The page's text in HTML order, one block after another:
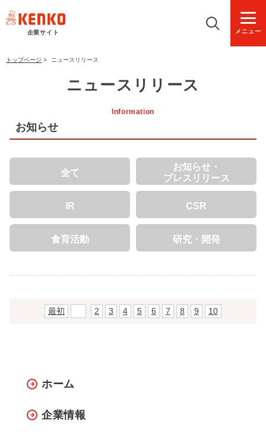
企業サイト メニュー
トップページ > ニュースリリース
ニュースリリース
Information
お知らせ
全て
お知らせ・
プレスリリース
IR CSR
食育活動 研究・開発
最初 2 3 4 5 6 7 8 9 10
ホーム
企業情報